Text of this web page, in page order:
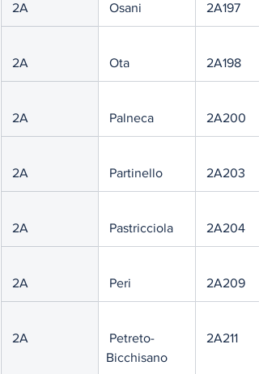
2A Osani 2A197
2A Ota 2A198
2A Palneca 2A200
2A Partinello 2A203
2A Pastricciola 2A204
2A Peri 2A209
2A
Bicchisano
2A211